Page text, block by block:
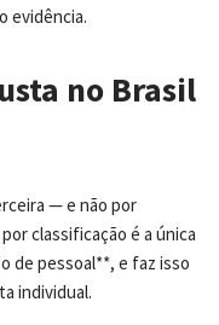
evidência.
no Brasil
— e não por
classificação é a única
de pessoal**, e faz isso
individual.